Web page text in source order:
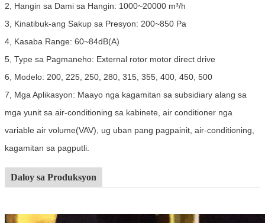
2, Hangin sa Dami sa Hangin: 1000~20000 m³/h
3, Kinatibuk-ang Sakup sa Presyon: 200~850 Pa
4, Kasaba Range: 60~84dB(A)
5, Type sa Pagmaneho: External rotor motor direct drive
6, Modelo: 200, 225, 250, 280, 315, 355, 400, 450, 500
7, Mga Aplikasyon: Maayo nga kagamitan sa subsidiary alang sa
mga yunit sa air-conditioning sa kabinete, air conditioner nga
variable air volume(VAV), ug uban pang pagpainit, air-conditioning,
kagamitan sa pagputli.
Daloy sa Produksyon